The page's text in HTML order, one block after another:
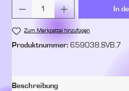
Produkt Anzahl: Gib den
In
Zum Merkzettel hinzufügen
Produktnummer: 659038.SVB.7
Beschreibung